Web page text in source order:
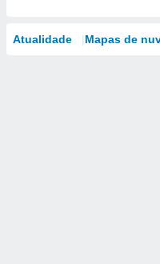
Atualidade Mapas de